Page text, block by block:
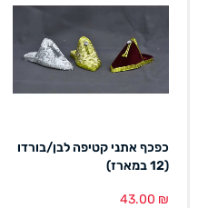
כפכף אתני קטיפה לבן/בורדו
(12 במארז)
43.00 ₪